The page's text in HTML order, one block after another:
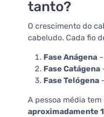
tanto?
O crescimento do
cabeludo. Cada fio
Fase Anágena
Fase Catágena
Fase Telógena
A pessoa média
aproximadamente